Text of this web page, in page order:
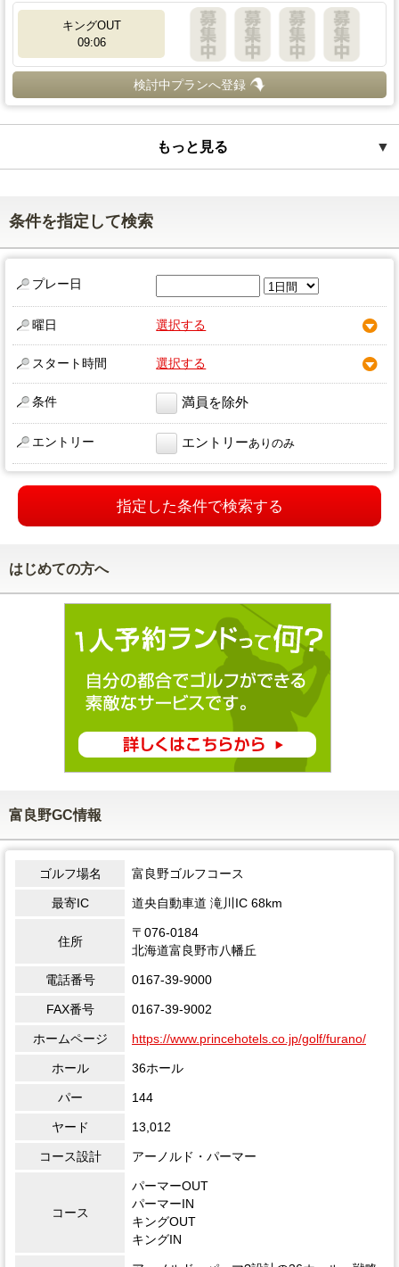
キングOUT
09:06
検討中プランへ登録
▼
もっと見る
条件を指定して検索
プレー日
曜日 選択する
スタート時間 選択する
条件 満員を除外
エントリー エントリーありのみ
指定した条件で検索する
はじめての方へ
富良野GC情報
ゴルフ場名 富良野ゴルフコース
最寄IC 道央自動車道 滝川IC 68km
住所
〒076-0184
北海道富良野市八幡丘
電話番号 0167-39-9000
FAX番号 0167-39-9002
ホームページ https://www.princehotels.co.jp/golf/furano/
ホール 36ホール
パー 144
ヤード 13,012
コース設計 アーノルド・パーマー
コース
パーマーOUT
パーマーIN
キングOUT
キングIN